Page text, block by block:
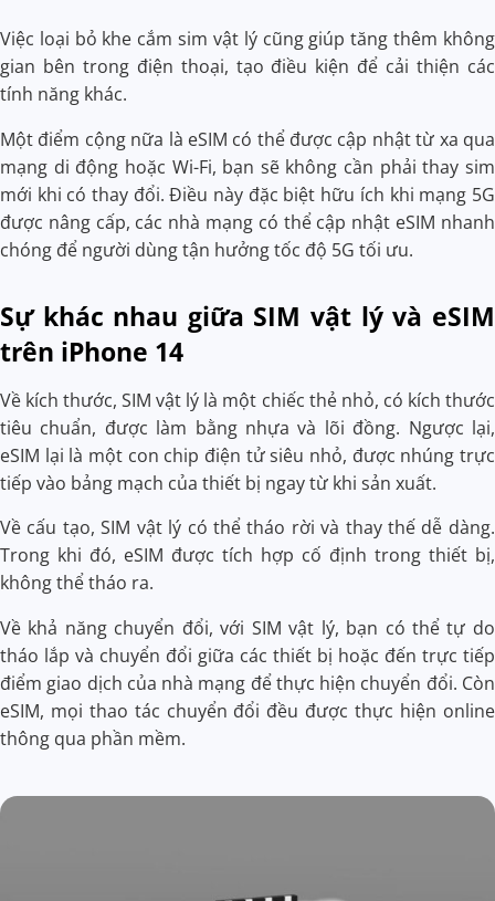
Việc loại bỏ khe cắm sim vật lý cũng giúp tăng thêm không
gian bên trong điện thoại, tạo điều kiện để cải thiện các
tính năng khác.
Một điểm cộng nữa là eSIM có thể được cập nhật từ xa qua
mạng di động hoặc Wi-Fi, bạn sẽ không cần phải thay sim
mới khi có thay đổi. Điều này đặc biệt hữu ích khi mạng 5G
được nâng cấp, các nhà mạng có thể cập nhật eSIM nhanh
chóng để người dùng tận hưởng tốc độ 5G tối ưu.
Sự khác nhau giữa SIM vật lý và eSIM
trên iPhone 14
Về kích thước, SIM vật lý là một chiếc thẻ nhỏ, có kích thước
tiêu chuẩn, được làm bằng nhựa và lõi đồng. Ngược lại,
eSIM lại là một con chip điện tử siêu nhỏ, được nhúng trực
tiếp vào bảng mạch của thiết bị ngay từ khi sản xuất.
Về cấu tạo, SIM vật lý có thể tháo rời và thay thế dễ dàng.
Trong khi đó, eSIM được tích hợp cố định trong thiết bị,
không thể tháo ra.
Về khả năng chuyển đổi, với SIM vật lý, bạn có thể tự do
tháo lắp và chuyển đổi giữa các thiết bị hoặc đến trực tiếp
điểm giao dịch của nhà mạng để thực hiện chuyển đổi. Còn
eSIM, mọi thao tác chuyển đổi đều được thực hiện online
thông qua phần mềm.